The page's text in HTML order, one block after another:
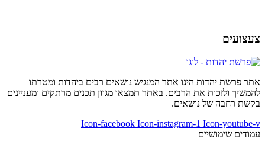
צעצועים
אתר פרשת יהדות הינו אתר המנגיש נושאים רבים ביהדות ומטרתו
להמשיך ולזכות את הרבים. באתר תמצאו מגוון תכנים מרתקים ומעניינים
בקשת רחבה של נושאים.
Icon-facebook Icon-instagram-1 Icon-youtube-v
עמודים שימושיים